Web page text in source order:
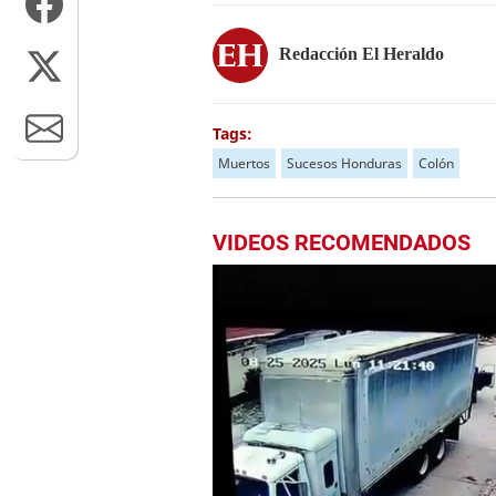
Redacción El Heraldo
Tags:
Muertos Sucesos Honduras Colón
VIDEOS RECOMENDADOS